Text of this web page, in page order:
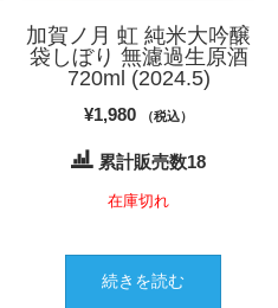
加賀ノ月 虹 純米大吟醸
袋しぼり 無濾過生原酒
720ml (2024.5)
¥1,980 （税込）
累計販売数18
在庫切れ
続きを読む